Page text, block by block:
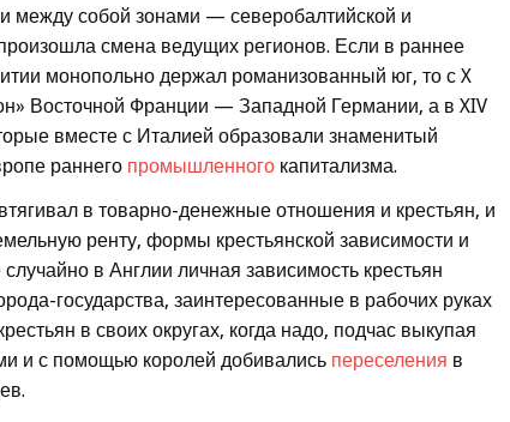
между собой зонами — северобалтийской и
смена ведущих регионов. Если в раннее
монопольно держал романизованный юг, то с X
Восточной Франции — Западной Германии, а в XIV
вместе с Италией образовали знаменитый
раннего промышленногокапитализма.
в товарно-денежные отношения и крестьян, и
ренту, формы крестьянской зависимости и
в Англии личная зависимость крестьян
государства, заинтересованные в рабочих руках
в своих округах, когда надо, подчас выкупая
и с помощью королей добивались переселения в